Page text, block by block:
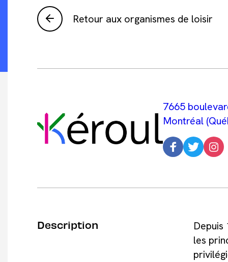
Retour aux organismes de loisir
7665
Montréal
Description
les